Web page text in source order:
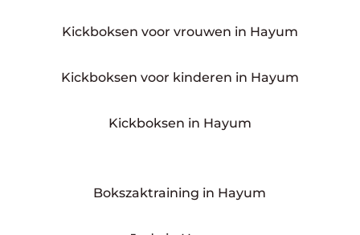
Kickboksen voor vrouwen in Hayum
Kickboksen voor kinderen in Hayum
Kickboksen in Hayum
Bokszaktraining in Hayum